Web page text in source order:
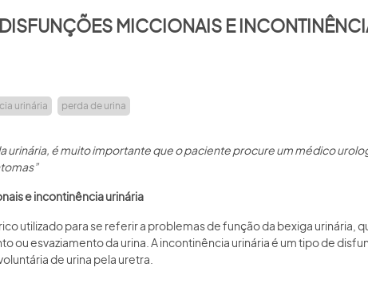
MICCIONAIS E
urinária perda de urina
urinária, é muito importante que o paciente procure um médico
e incontinência urinária
utilizado para se referir a problemas de função da bexiga urinária,
ou esvaziamento da urina. A incontinência urinária é um tipo de
de urina pela uretra.